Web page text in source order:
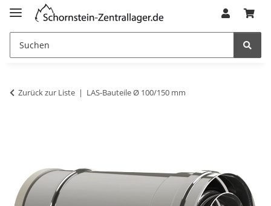
Zurück zur Liste LAS-Bauteile Ø 100/150 mm